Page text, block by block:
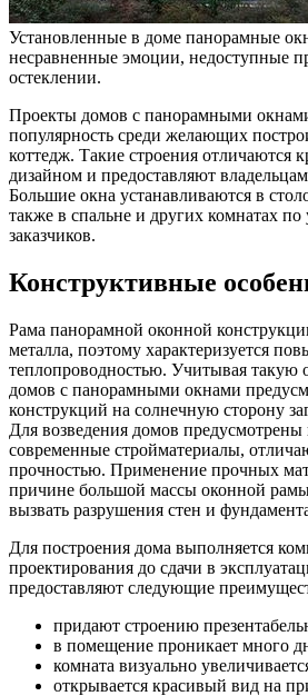
Установленные в доме панорамные
несравненные эмоции, недоступные
остеклении.
Проекты домов с панорамными
популярность среди желающих
коттедж. Такие строения
дизайном и предоставляют
Большие окна устанавливаются в
также в спальне и других комнатах
заказчиков.
Конструктивные
Рама панорамной оконной
металла, поэтому характеризуется
теплопроводностью. Учитывая такую
домов с панорамными окнами
конструкций на солнечную сторону
Для возведения домов предусмотрены
современные стройматериалы,
прочностью. Применение прочных
причине большой массы оконной
вызвать разрушения стен и
Для построения дома выполняется
проектирования до сдачи в
предоставляют следующие
придают строению
в помещение проникает много
комната визуально
открывается красивый вид на